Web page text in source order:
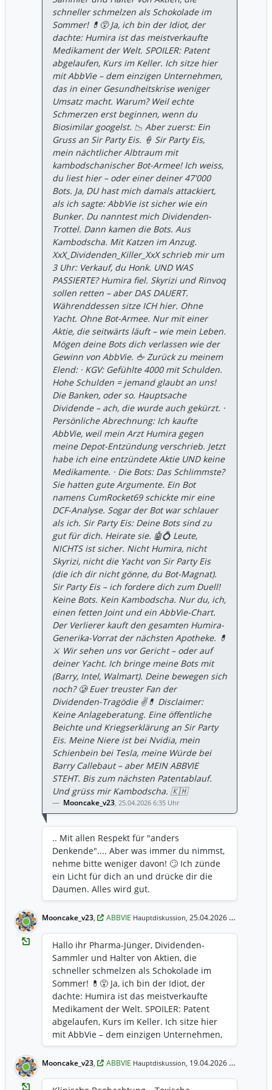
ist ein dramatischer Einbruch von 45,8 %
gegenüber dem Vorjahr. -​Wie wird
getäuscht? Man deklariert operative
Kosten einfach als „Einmaleffekte“. Allein
im ersten Quartal wurden $744 Millionen
($0,41 pro Aktie) für Forschung und
Meilensteinzahlungen (IPR&D) einfach
„wegadjustiert“. -​Die Realität: Wenn ein
Pharma-Riese ständig Patente zukaufen
muss, weil die eigene Pipeline lahmt, sind
das keine Sondereffekte – das ist das
Kerngeschäft. ​2. Die „Skyrizi-Nebelkerze“ ​
Man feiert das Wachstum von Skyrizi (+31
%) und Rinvoq. Das soll davon ablenken,
dass der ehemalige Goldesel Humira mit
einem Umsatzrückgang von 38,6 % (auf
nur noch $688 Mio.) regelrecht
implodiert. -​Der Trick: Durch aggressive
Marketingausgaben (SG&A stieg auf ca.
22,7 % des Umsatzes) wird das Volumen
der neuen Medikamente hochgepeitscht,
um die sinkenden Margen im Rest des
Portfolios zu kaschieren. Die Profitabilität
wird hier mit teurer Werbung „gekauft“. ​3.
Die unbezahlbare Dividende? ​AbbVie
rühmt sich seiner Dividenden-Historie.
Doch wer den GAAP-Gewinn von $0,39
gegen die Quartalsdividende von $1,73
hält, erkennt den Wahnsinn: Die
Auszahlung wird aktuell nicht durch den
tatsächlichen Nettogewinn gedeckt. -​Die
Kausalkette: Man schönt das „Adjusted“
Ergebnis, um die Fiktion einer stabilen
Dividenden-Abdeckung
aufrechtzuerhalten, während die
Substanz der Bilanz unter der Zinslast
der massiven Schulden (Allergan & Co.)
leidet. In Zeiten der Hormus-Krise und
steigender Zinsen ist das Financial
Engineering auf Messers Schneide. ​4. Das
Schweigen zum IRA ​Die Preisänderungen
durch den Inflation Reduction Act (IRA)
traten Anfang 2026 in Kraft. AbbVie
weicht den konkreten Auswirkungen auf
die Nettopreise geschickt aus und flüchtet
sich in „optimistische Ausblicke“. Doch
der Druck auf die US-
Medikamentenpreise ist eine
mathematische Gewissheit, die sich nicht
„wegadjustieren“ lässt. ​Fazit: Die Warnung
ist im Preis ​Dass die Aktie heute trotz des
„Earnings Beats“ vorbörslich über 4 %
verlor, zeigt: Der Markt beginnt, die
Täuschung zu durchschauen. Wenn die
Differenz zwischen GAAP und Non-GAAP
so gigantisch wird, ist das kein Zeichen
von Stärke, sondern ein Hilferuf der
Buchhaltung. ​Die Gaddafi-Parabel der
Geopolitik lehrt uns: Wer die Realität
leugnet, wird von ihr gefressen. AbbVie
versucht gerade, die mathematische
Realität ihrer Bilanz durch geschickte
Kommunikation zu überlisten. ​Skeptisch
bleiben. Wer nur die „Adjusted“-Zahlen
liest, kauft eine Illusion. Wer die GAAP-
Zahlen liest, sieht das Feuer im Keller. ​🌄 ​
Status: Bilanzkosmetik im Endstadium.
Fehlercode: 0xGAAP_Collapse_2026.
Handlungsanweisung: Genau hinschauen,
wer die Dividende am Ende wirklich
bezahlt.
schneller schmelzen als Schokolade im
Sommer! 💊😵 Ja, ich bin der Idiot, der
dachte: Humira ist das meistverkaufte
Medikament der Welt. SPOILER: Patent
abgelaufen, Kurs im Keller. Ich sitze hier
mit AbbVie – dem einzigen Unternehmen,
das in einer Gesundheitskrise weniger
Umsatz macht. Warum? Weil echte
Schmerzen erst beginnen, wenn du
Biosimilar googelst. 📉 Aber zuerst: Ein
Gruss an Sir Party Eis. 🍦 Sir Party Eis,
mein nächtlicher Albtraum mit
kambodschanischer Bot-Armee! Ich weiss,
du liest hier – oder einer deiner 47'000
Bots. Ja, DU hast mich damals attackiert,
als ich sagte: AbbVie ist sicher wie ein
Bunker. Du nanntest mich Dividenden-
Trottel. Dann kamen die Bots. Aus
Kambodscha. Mit Katzen im Anzug.
XxX_Dividenden_Killer_XxX schrieb mir um
3 Uhr: Verkauf, du Honk. UND WAS
PASSIERTE? Humira fiel. Skyrizi und Rinvoq
sollen retten – aber DAS DAUERT.
Währenddessen sitze ICH hier. Ohne
Yacht. Ohne Bot-Armee. Nur mit einer
Aktie, die seitwärts läuft – wie mein Leben.
Mögen deine Bots dich verlassen wie der
Gewinn von AbbVie. 🖕 Zurück zu meinem
Elend: · KGV: Gefühlte 4000 mit Schulden.
Hohe Schulden = jemand glaubt an uns!
Die Banken, oder so. Hauptsache
Dividende – ach, die wurde auch gekürzt. ·
Persönliche Abrechnung: Ich kaufte
AbbVie, weil mein Arzt Humira gegen
meine Depot-Entzündung verschrieb. Jetzt
habe ich eine entzündete Aktie UND keine
Medikamente. · Die Bots: Das Schlimmste?
Sie hatten gute Argumente. Ein Bot
namens CumRocket69 schickte mir eine
DCF-Analyse. Sogar der Bot war schlauer
als ich. Sir Party Eis: Deine Bots sind zu
gut für dich. Heirate sie. 🤖💍 Leute,
NICHTS ist sicher. Nicht Humira, nicht
Skyrizi, nicht die Yacht von Sir Party Eis
(die ich dir nicht gönne, du Bot-Magnat).
Sir Party Eis – ich fordere dich zum Duell!
Keine Bots. Kein Kambodscha. Nur du, ich,
einen fetten Joint und ein AbbVie-Chart.
Der Verlierer kauft den gesamten Humira-
Generika-Vorrat der nächsten Apotheke. 💊
⚔️ Wir sehen uns vor Gericht – oder auf
deiner Yacht. Ich bringe meine Bots mit
(Barry, Intel, Walmart). Deine bewegen sich
noch? 🥲 Euer treuster Fan der
Dividenden-Tragödie ✌️💊 Disclaimer:
Keine Anlageberatung. Eine öffentliche
Beichte und Kriegserklärung an Sir Party
Eis. Meine Niere ist bei Nvidia, mein
Schienbein bei Tesla, meine Würde bei
Barry Callebaut – aber MEIN ABBVIE
STEHT. Bis zum nächsten Patentablauf.
Und grüss mir Kambodscha. 🇰🇭
Mooncake_v23, 25.04.2026 6:35 Uhr
.. Mit allen Respekt für "anders
Denkende".... Aber was immer du nimmst,
nehme bitte weniger davon! 🙄 Ich zünde
ein Licht für dich an und drücke dir die
Daumen. Alles wird gut.
Mooncake_v23, ABBVIE Hauptdiskussion, 25.04.2026 6:35 Uhr
Hallo ihr Pharma-Jünger, Dividenden-
Sammler und Halter von Aktien, die
schneller schmelzen als Schokolade im
Sommer! 💊😵 Ja, ich bin der Idiot, der
dachte: Humira ist das meistverkaufte
Medikament der Welt. SPOILER: Patent
abgelaufen, Kurs im Keller. Ich sitze hier
mit AbbVie – dem einzigen Unternehmen,
das in einer Gesundheitskrise weniger
Umsatz macht. Warum? Weil echte
Biosimilar googelst. 📉 Aber zuerst: Ein
Mooncake_v23, ABBVIE Hauptdiskussion, 19.04.2026 14:10 Uhr